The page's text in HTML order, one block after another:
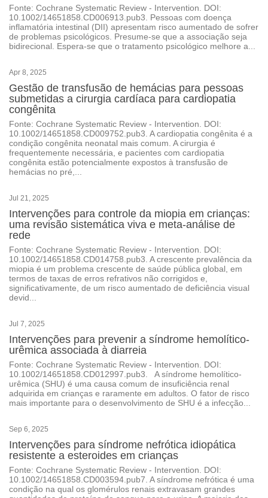
Fonte: Cochrane Systematic Review - Intervention. DOI:
10.1002/14651858.CD006913.pub3. Pessoas com doença
inflamatória intestinal (DII) apresentam risco aumentado de sofrer
de problemas psicológicos. Presume-se que a associação seja
bidirecional. Espera-se que o tratamento psicológico melhore a...
Apr 8, 2025
Gestão de transfusão de hemácias para pessoas
submetidas a cirurgia cardíaca para cardiopatia
congênita
Fonte: Cochrane Systematic Review - Intervention. DOI:
10.1002/14651858.CD009752.pub3. A cardiopatia congênita é a
condição congênita neonatal mais comum. A cirurgia é
frequentemente necessária, e pacientes com cardiopatia
congênita estão potencialmente expostos à transfusão de
hemácias no pré,...
Jul 21, 2025
Intervenções para controle da miopia em crianças:
uma revisão sistemática viva e meta-análise de
rede
Fonte: Cochrane Systematic Review - Intervention. DOI:
10.1002/14651858.CD014758.pub3. A crescente prevalência da
miopia é um problema crescente de saúde pública global, em
termos de taxas de erros refrativos não corrigidos e,
significativamente, de um risco aumentado de deficiência visual
devid...
Jul 7, 2025
Intervenções para prevenir a síndrome hemolítico-
urêmica associada à diarreia
Fonte: Cochrane Systematic Review - Intervention. DOI:
10.1002/14651858.CD012997.pub3. A síndrome hemolítico-
urêmica (SHU) é uma causa comum de insuficiência renal
adquirida em crianças e raramente em adultos. O fator de risco
mais importante para o desenvolvimento de SHU é a infecção...
Sep 6, 2025
Intervenções para síndrome nefrótica idiopática
resistente a esteroides em crianças
Fonte: Cochrane Systematic Review - Intervention. DOI:
10.1002/14651858.CD003594.pub7. A síndrome nefrótica é uma
condição na qual os glomérulos renais extravasam grandes